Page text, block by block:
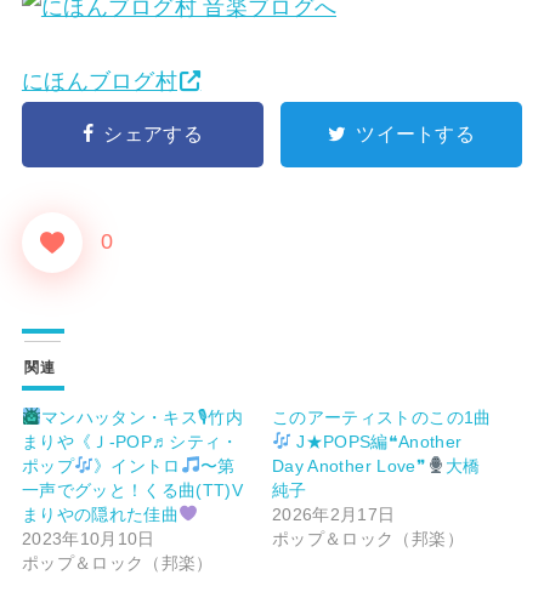
にほんブログ村
シェアする ツイートする
0
関連
マンハッタン・キス🎙竹内
まりや《Ｊ-POP♬シティ・
ポップ
》イントロ
〜第
一声でグッと！くる曲(TT)V
まりやの隠れた佳曲
2023年10月10日
ポップ＆ロック（邦楽）
このアーティストのこの1曲
J★POPS編❝Another
Day Another Love❞
大橋
純子
2026年2月17日
ポップ＆ロック（邦楽）